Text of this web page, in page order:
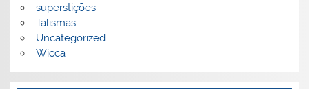
superstições
Talismãs
Uncategorized
Wicca